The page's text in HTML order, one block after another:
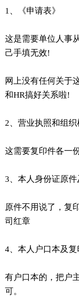
1、《申请表》
这是需要单位人事
己手填无效!
网上没有任何关于
和HR搞好关系啦!
2、营业执照和组
这需要复印件各一
3、本人身份证原
原件不用说了，复
司红章
4、本人户口本及复
有户口本的，把户
可。